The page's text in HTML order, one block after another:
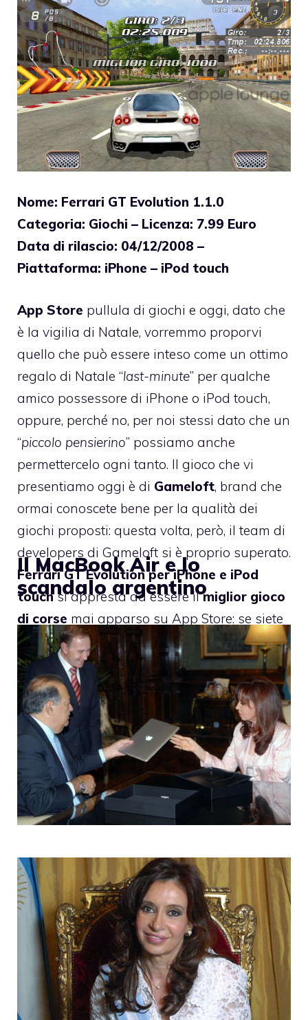
Nome: Ferrari GT Evolution 1.1.0
Categoria: Giochi – Licenza: 7.99 Euro
Data di rilascio: 04/12/2008 –
Piattaforma: iPhone – iPod touch
App Store pullula di giochi e oggi, dato che
è la vigilia di Natale, vorremmo proporvi
quello che può essere inteso come un ottimo
regalo di Natale “last-minute” per qualche
amico possessore di iPhone o iPod touch,
oppure, perché no, per noi stessi dato che un
“piccolo pensierino” possiamo anche
permettercelo ogni tanto. Il gioco che vi
presentiamo oggi è di Gameloft, brand che
ormai conoscete bene per la qualità dei
giochi proposti: questa volta, però, il team di
developers di Gameloft si è proprio superato.
Ferrari GT Evolution per iPhone e iPod
touchsi appresta ad essere ilmiglior gioco
di corse mai apparso su App Store: se siete
appassionati non fatevelo scappare.
Il MacBook Air e lo
scandalo argentino